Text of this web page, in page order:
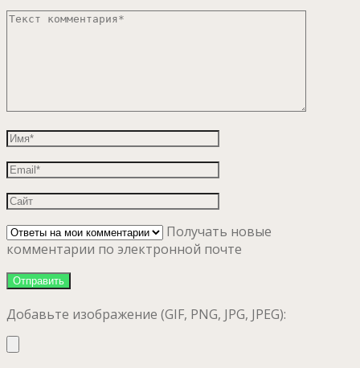
Получать новые
комментарии по электронной почте
Добавьте изображение (GIF, PNG, JPG, JPEG):